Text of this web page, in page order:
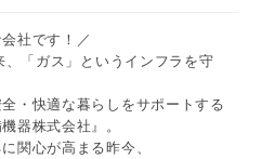
社です！／
、「ガス」というインフラを守
・快適な暮らしをサポートする
器株式会社』。
関心が高まる昨今、